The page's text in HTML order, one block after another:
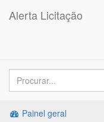
Alerta Licitação
Painel geral